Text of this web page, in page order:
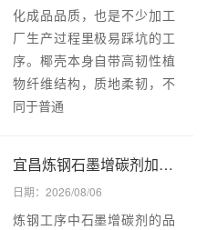
化成品品质，也是不少加工
厂生产过程里极易踩坑的工
序。椰壳本身自带高韧性植
物纤维结构，质地柔韧，不
同于普通
宜昌炼钢石墨增碳剂加工为什么优先搭配双齿辊破碎机,对比颚破、锤破优劣一目了然!
日期：2026/08/06
炼钢工序中石墨增碳剂的品